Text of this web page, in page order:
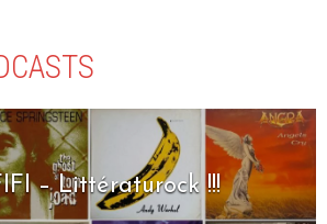
– Seven Days To Rock !!!